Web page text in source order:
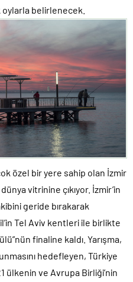
belirlenecek.
özel bir yere sahip olan İzmir
vitrinine çıkıyor. İzmir’in
geride bırakarak
Tel Aviv kentleri ile birlikte
finaline kaldı. Yarışma,
hedefleyen, Türkiye
ülkenin ve Avrupa Birliği’nin